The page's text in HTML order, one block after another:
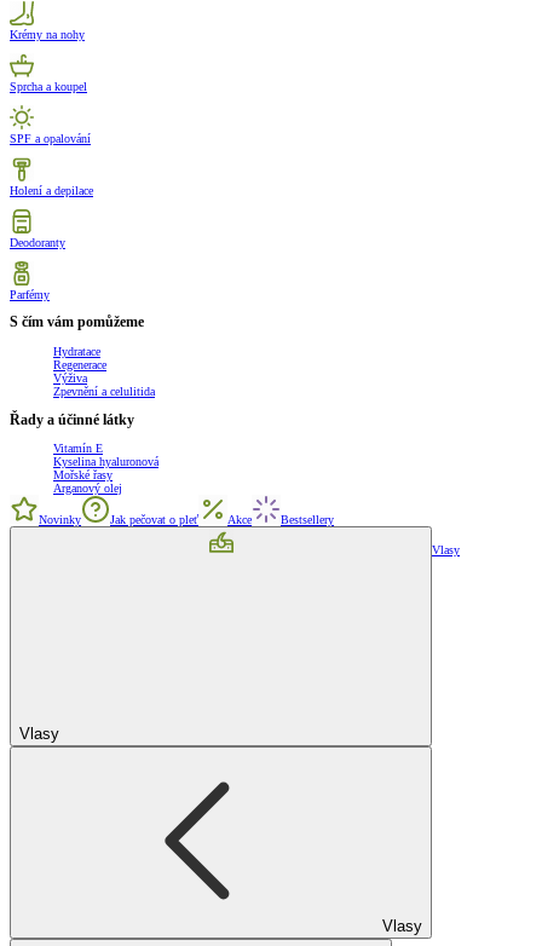
Krémy na nohy
Sprcha a koupel
SPF a opalování
Holení a depilace
Deodoranty
Parfémy
S čím vám pomůžeme
Hydratace
Regenerace
Výživa
Zpevnění a celulitida
Řady a účinné látky
Vitamín E
Kyselina hyaluronová
Mořské řasy
Arganový olej
Novinky Jak pečovat o pleť Akce Bestsellery
Vlasy
Vlasy
Vlasy